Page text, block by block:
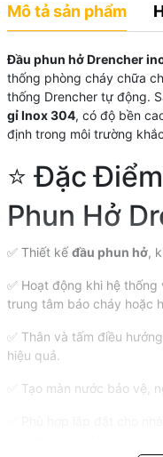
Mô tả sản phẩm
Đầu phun hở Drencher
thống phòng cháy chữa
thống Drencher tự động.
gỉ Inox 304, có độ bền
định trong môi trường
⭐ Đặc
Phun Hở
✅ Thiết kếđầu phun hở,
✅ Hoạt động khi hệ
trung tâm báo cháy hoặc
✅ Thân và tấm điều
hiệu quả.
✅ Tạo màn nước bảo vệ,